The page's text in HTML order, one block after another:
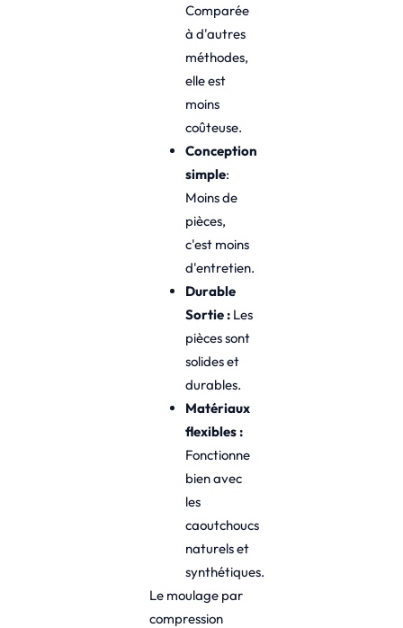
Comparée
à d'autres
méthodes,
elle est
moins
coûteuse.
Conception
simple:
Moins de
pièces,
c'est moins
d'entretien.
Durable
Sortie : Les
pièces sont
solides et
durables.
Matériaux
flexibles :
Fonctionne
bien avec
les
caoutchoucs
naturels et
synthétiques.
Le moulage par
compression